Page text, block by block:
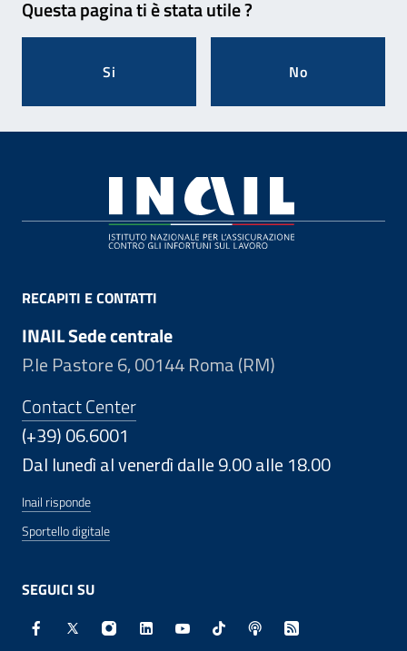
Questa pagina ti è stata utile ?
Si No
RECAPITI E CONTATTI
INAIL Sede centrale
P.le Pastore 6, 00144 Roma (RM)
Contact Center
(+39) 06.6001
Dal lunedì al venerdì dalle 9.00 alle 18.00
Inail risponde
Sportello digitale
SEGUICI SU
Facebook - Sito esterno - Apertura in nuova finestra
X - Sito esterno - Apertura in nuova finestra
Instagram - Sito esterno - Apertura in
Linkedin - Sito esterno - Apertura in
Youtube - Sito esterno -
TikTok - Sito esterno -
Spreaker - Sito
Feed RSS -